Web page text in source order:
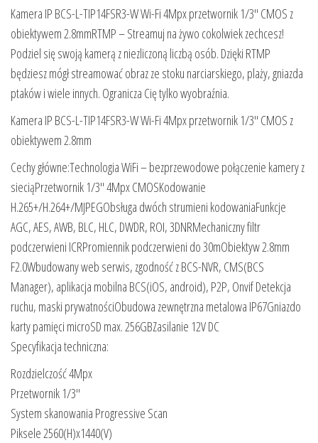
Kamera IP BCS-L-TIP14FSR3-W Wi-Fi 4Mpx przetwornik 1/3″ CMOS z
obiektywem 2.8mmRTMP – Streamuj na żywo cokolwiek zechcesz!
Podziel się swoją kamerą z niezliczoną liczbą osób. Dzięki RTMP
będziesz mógł streamować obraz ze stoku narciarskiego, plaży, gniazda
ptaków i wiele innych. Ogranicza Cię tylko wyobraźnia.
Kamera IP BCS-L-TIP14FSR3-W Wi-Fi 4Mpx przetwornik 1/3″ CMOS z
obiektywem 2.8mm
Cechy główne:Technologia WiFi – bezprzewodowe połączenie kamery z
sieciąPrzetwornik 1/3″ 4Mpx CMOSKodowanie
H.265+/H.264+/MJPEGObsługa dwóch strumieni kodowaniaFunkcje
AGC, AES, AWB, BLC, HLC, DWDR, ROI, 3DNRMechaniczny filtr
podczerwieni ICRPromiennik podczerwieni do 30mObiektyw 2.8mm
F2.0Wbudowany web serwis, zgodność z BCS-NVR, CMS(BCS
Manager), aplikacja mobilna BCS(iOS, android), P2P, Onvif Detekcja
ruchu, maski prywatnościObudowa zewnętrzna metalowa IP67Gniazdo
karty pamięci microSD max. 256GBZasilanie 12V DC
Specyfikacja techniczna:
Rozdzielczość 4Mpx
Przetwornik 1/3″
System skanowania Progressive Scan
Piksele 2560(H)x1440(V)